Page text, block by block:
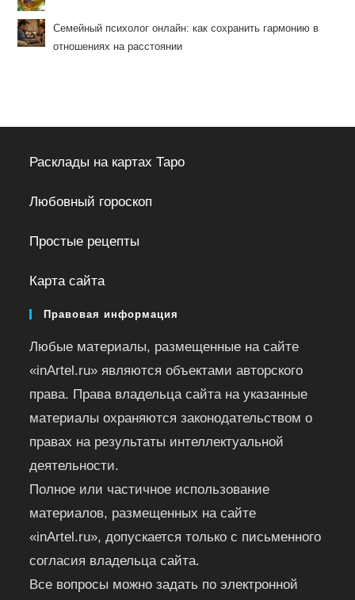
Семейный психолог онлайн: как сохранить гармонию в
отношениях на расстоянии
Расклады на картах Таро
Любовный гороскоп
Простые рецепты
Карта сайта
Правовая информация
Любые материалы, размещенные на сайте
«inArtel.ru» являются объектами авторского
права. Права владельца сайта на указанные
материалы охраняются законодательством о
правах на результаты интеллектуальной
деятельности.
Полное или частичное использование
материалов, размещенных на сайте
«inArtel.ru», допускается только с письменного
согласия владельца сайта.
Все вопросы можно задать по электронной